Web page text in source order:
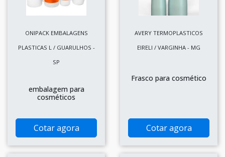
ONIPACK EMBALAGENS
PLASTICAS L / GUARULHOS -
SP
embalagem para
cosméticos
Cotar agora
AVERY TERMOPLASTICOS
EIRELI / VARGINHA - MG
Frasco para cosmético
Cotar agora